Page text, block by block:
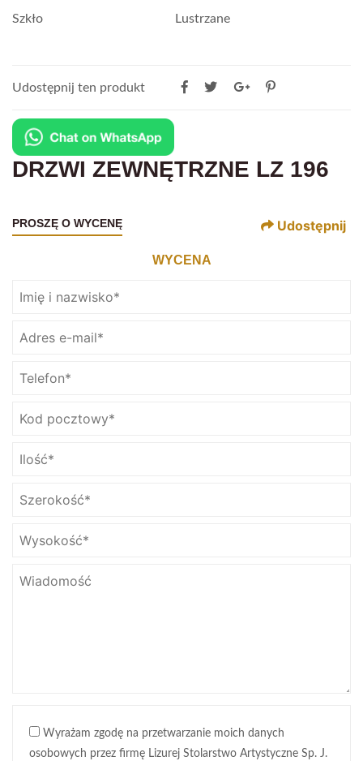
Szkło Lustrzane
Udostępnij ten produkt
DRZWI ZEWNĘTRZNE LZ 196
PROSZĘ O WYCENĘ Udostępnij
WYCENA
Wyrażam zgodę na przetwarzanie moich danych
osobowych przez firmę Lizurej Stolarstwo Artystyczne Sp. J.